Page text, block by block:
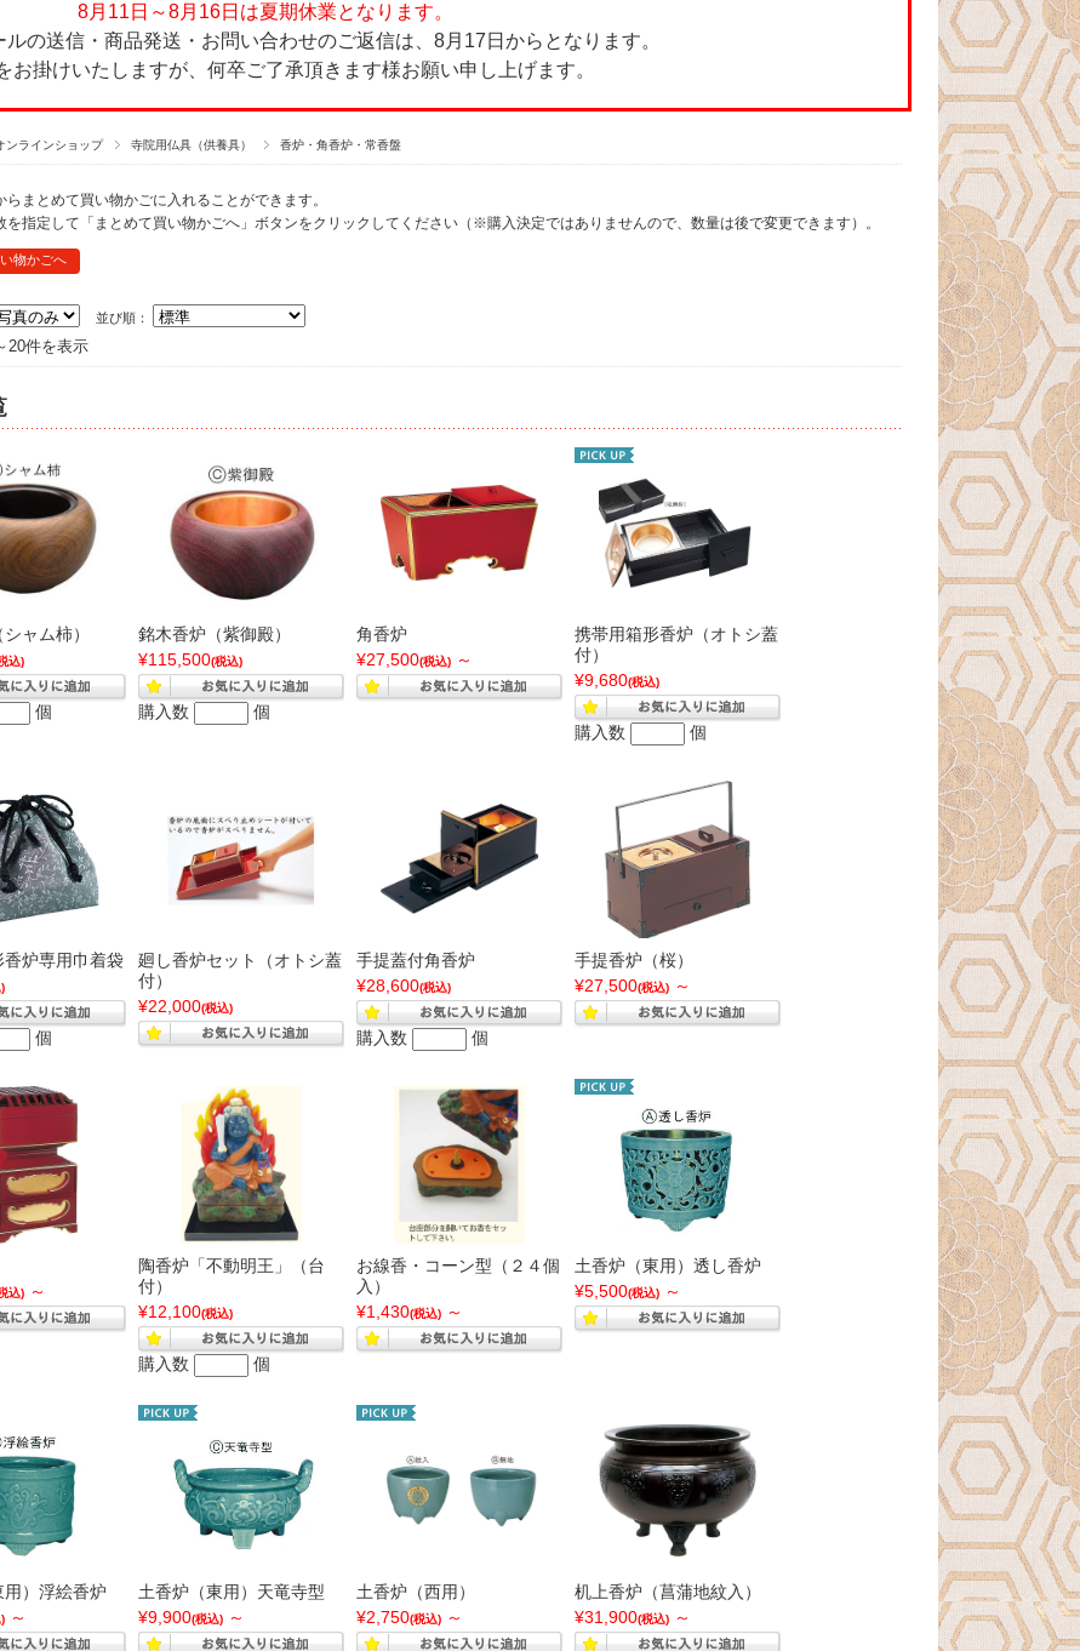
8月11日～8月16日は夏期休業となります。
ルの送信・商品発送・お問い合わせのご返信は、8月17日からとなります。
お掛けいたしますが、何卒ご了承頂きます様お願い申し上げます。
ンラインショップ 寺院用仏具（供養具） 香炉・角香炉・常香盤
らまとめて買い物かごに入れることができます。
を指定して「まとめて買い物かごへ」ボタンをクリックしてください（※購入決定ではありませんので、数量は後で変更できます）。
並び順：
20件を表示
ャム柿）
込)
個
銘木香炉（紫御殿）
¥115,500(税込)
購入数 個
角香炉
¥27,500(税込) ～
携帯用箱形香炉（オトシ蓋
付）
¥9,680(税込)
購入数 個
香炉専用巾着袋
個
廻し香炉セット（オトシ蓋
付）
¥22,000(税込)
手提蓋付角香炉
¥28,600(税込)
購入数 個
手提香炉（桜）
¥27,500(税込) ～
込) ～
陶香炉「不動明王」（台
付）
¥12,100(税込)
購入数 個
お線香・コーン型（２４個
入）
¥1,430(税込) ～
土香炉（東用）透し香炉
¥5,500(税込) ～
用）浮絵香炉
～
土香炉（東用）天竜寺型
¥9,900(税込) ～
土香炉（西用）
¥2,750(税込) ～
机上香炉（菖蒲地紋入）
¥31,900(税込) ～